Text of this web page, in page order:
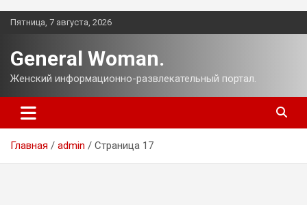
Перейти
Пятница, 7 августа, 2026
General Woman.
Женский информационно-развлекательный портал.
Главная admin Страница 17